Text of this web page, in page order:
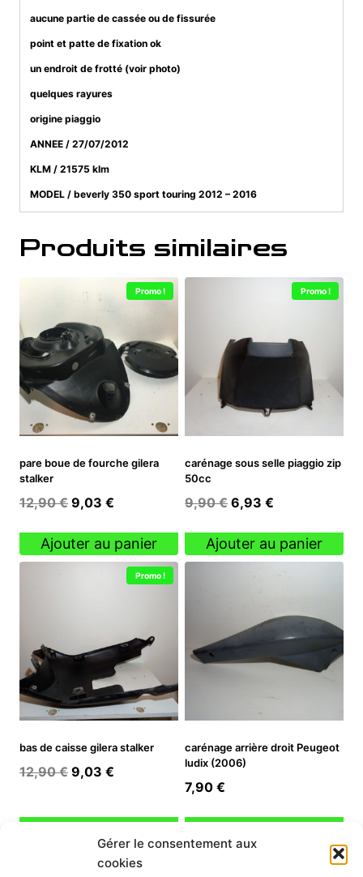
Gérer le consentement aux
cookies
aucune partie de cassée ou de fissurée
point et patte de fixation ok
un endroit de frotté (voir photo)
quelques rayures
origine piaggio
ANNEE / 27/07/2012
KLM / 21575 klm
MODEL / beverly 350 sport touring 2012 – 2016
Produits similaires
Promo !
pare boue de fourche gilera
stalker
12,90€ Le
initial
était :
9,03 €
actuel
est :
9,03 €.
Ajouter au panier
Promo !
carénage sous selle piaggio zip
50cc
9,90€ Le
initial
était :
6,93 €
actuel
est :
Ajouter au panier
Promo !
bas de caisse gilera stalker
12,90€ Le
12,90 €.
9,03 €
9,03 €.
carénage arrière droit Peugeot
ludix (2006)
7,90 €